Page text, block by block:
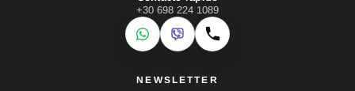
+30 698 224 1089
WhatsApp
Viber Llamar
NEWSLETTER